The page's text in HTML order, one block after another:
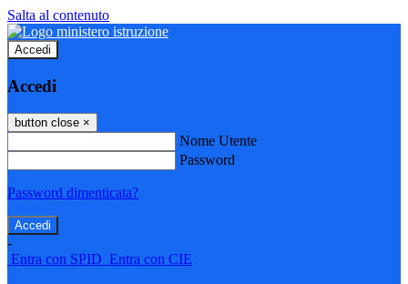
Salta al contenuto
Accedi
Accedi
button close ×
Nome Utente
Password
Password dimenticata?
-
Entra con SPID Entra con CIE